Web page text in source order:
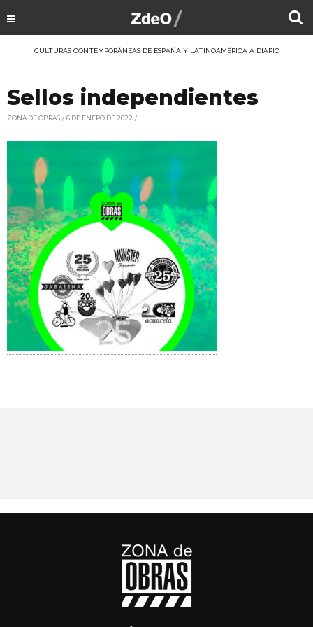
CULTURAS CONTEMPORÁNEAS DE ESPAÑA Y LATINOAMÉRICA A DIARIO
Sellos independientes
ZONA DE OBRAS 6 DE ENERO DE 2022